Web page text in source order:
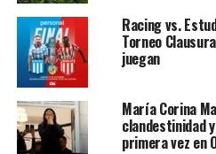
Racing vs.
Torneo
juegan
María Corina
clandestinidad
primera vez en